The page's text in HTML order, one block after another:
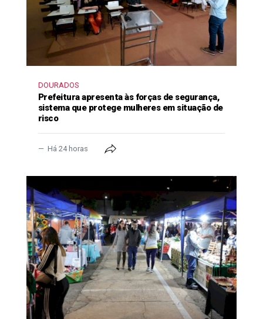
DOURADOS
Prefeitura apresenta às forças de segurança,
sistema que protege mulheres em situação de
risco
Há 24 horas